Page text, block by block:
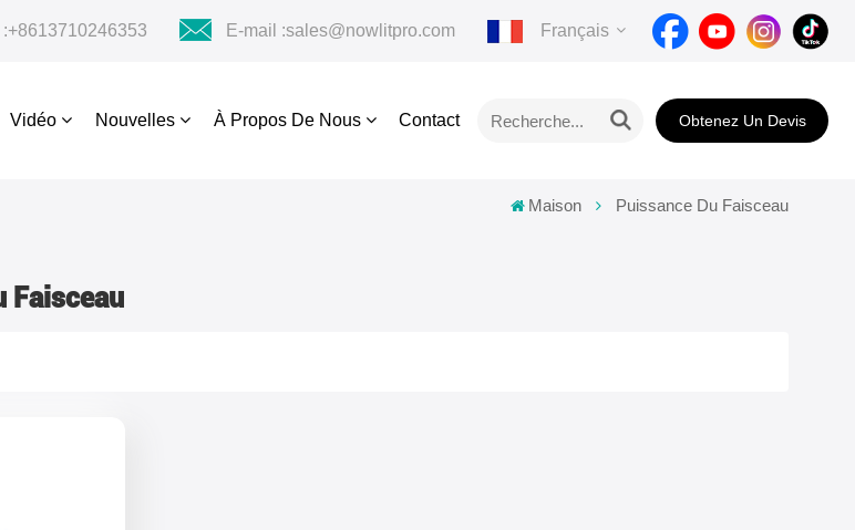
+8613710246353 E-mail :sales@nowlitpro.com Français
English
Vidéo Nouvelles À Propos De Nous Contact Obtenez Un Devis
Maison Puissance Du Faisceau
Faisceau